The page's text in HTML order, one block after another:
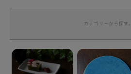
カテゴリーから探す。